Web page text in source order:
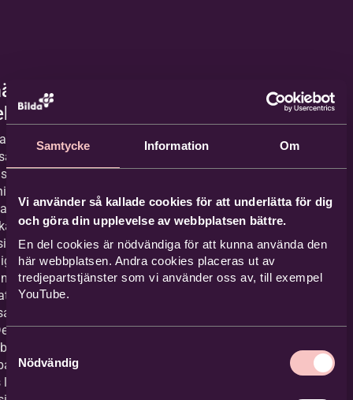
Samtycke Information Om
Vi använder så kallade cookies för att underlätta för dig
och göra din upplevelse av webbplatsen bättre.
En del cookies är nödvändiga för att kunna använda den
här webbplatsen. Andra cookies placeras ut av
tredjepartstjänster som vi använder oss av, till exempel
YouTube.
Samtyckesval
Nödvändig
flyttade
1904. Då
muktar
över. Vid
plikter
någon
i
slutade
än att
och
sin